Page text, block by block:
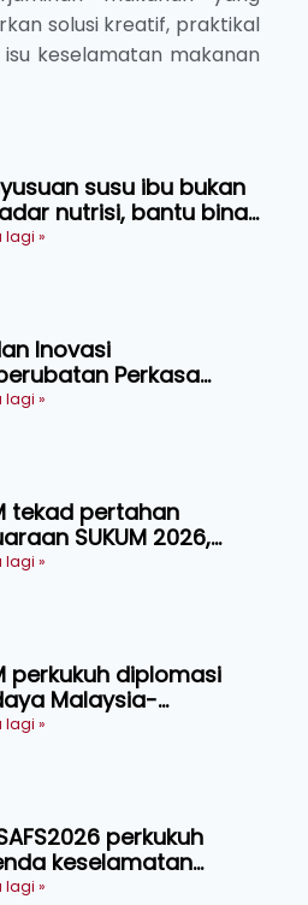
solusi kreatif, praktikal
keselamatan makanan
susu ibu bukan
nutrisi, bantu bina
lebih sihat
lagi »
Inovasi
Perkasa
Awal Penyakit,
lagi »
tekad pertahan
SUKUM 2026,
16 pingat emas
lagi »
perkukuh diplomasi
Malaysia-
melalui Narasi
lagi »
perkukuh
keselamatan
AgriHub pacu
lagi »